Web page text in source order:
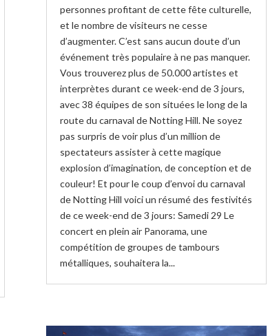
personnes profitant de cette fête culturelle,
et le nombre de visiteurs ne cesse
d’augmenter. C’est sans aucun doute d’un
événement très populaire à ne pas manquer.
Vous trouverez plus de 50.000 artistes et
interprètes durant ce week-end de 3 jours,
avec 38 équipes de son situées le long de la
route du carnaval de Notting Hill. Ne soyez
pas surpris de voir plus d’un million de
spectateurs assister à cette magique
explosion d’imagination, de conception et de
couleur! Et pour le coup d’envoi du carnaval
de Notting Hill voici un résumé des festivités
de ce week-end de 3 jours: Samedi 29 Le
concert en plein air Panorama, une
compétition de groupes de tambours
métalliques, souhaitera la...